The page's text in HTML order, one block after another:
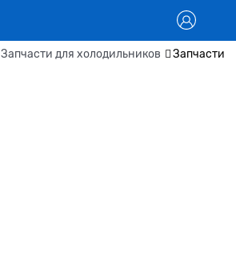
Запчасти для холодильников Запчасти